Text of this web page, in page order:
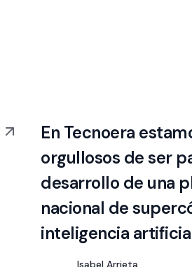
En Tecnoera
orgullosos de ser
desarrollo de una
nacional de
inteligencia